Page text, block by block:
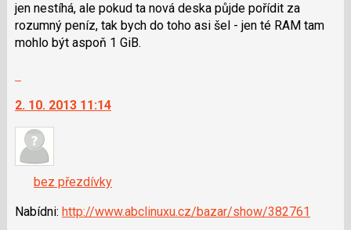
jen nestíhá, ale pokud ta nová deska půjde pořídit za
rozumný peníz, tak bych do toho asi šel - jen té RAM tam
mohlo být aspoň 1 GiB.
další
nový
názor.
navigaci
lze
použít
2. 10. 2013 11:14
bez přezdívky
Nabídni: http://www.abclinuxu.cz/bazar/show/382761